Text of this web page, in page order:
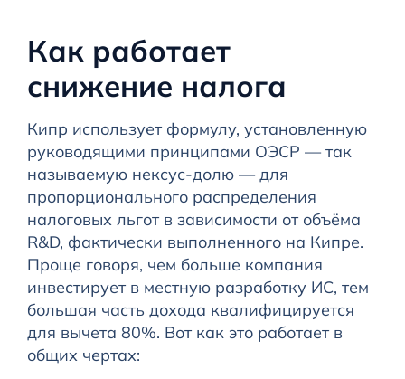
Как работает
снижение налога
Кипр использует формулу, установленную
руководящими принципами ОЭСР — так
называемую нексус-долю — для
пропорционального распределения
налоговых льгот в зависимости от объёма
R&D, фактически выполненного на Кипре.
Проще говоря, чем больше компания
инвестирует в местную разработку ИС, тем
большая часть дохода квалифицируется
для вычета 80%. Вот как это работает в
общих чертах: